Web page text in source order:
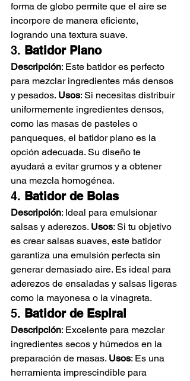
forma de globo permite que el aire se
incorpore de manera eficiente,
logrando una textura suave.
3. Batidor Plano
Descripción: Este batidor es perfecto
para mezclar ingredientes más densos
y pesados. Usos: Si necesitas distribuir
uniformemente ingredientes densos,
como las masas de pasteles o
panqueques, el batidor plano es la
opción adecuada. Su diseño te
ayudará a evitar grumos y a obtener
una mezcla homogénea.
4. Batidor de Bolas
Descripción: Ideal para emulsionar
salsas y aderezos. Usos: Si tu objetivo
es crear salsas suaves, este batidor
garantiza una emulsión perfecta sin
generar demasiado aire. Es ideal para
aderezos de ensaladas y salsas ligeras
como la mayonesa o la vinagreta.
5. Batidor de Espiral
Descripción: Excelente para mezclar
ingredientes secos y húmedos en la
preparación de masas. Usos: Es una
herramienta imprescindible para